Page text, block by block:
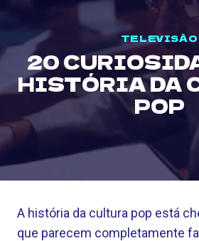
TELEVISÃO
20
HISTÓRIA DA
POP
A história da cultura pop está
que parecem completamente